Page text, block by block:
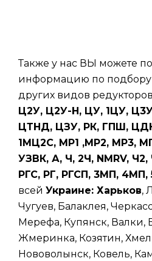
Также у нас ВЫ можете
информацию по
других видов редукторов
Ц2У, Ц2У-Н, ЦУ, 1ЦУ,
ЦТНД, ЦЗУ, РК, ГПШ,
1МЦ2С, МР1 ,МР2, МР3,
УЗВК, А, Ч, 2Ч, NMRV,
РГС, РГ, РГСП, 3МП, 4МП,
всей Украине: Харьков,
Чугуев, Балаклея,
Мерефа, Купянск, Валки,
Жмеринка, Козятин,
Нововолынск, Ковель,